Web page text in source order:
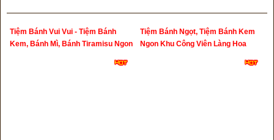
Tiệm Bánh Vui Vui - Tiệm Bánh
Kem, Bánh Mì, Bánh Tiramisu Ngon
Tiệm Bánh Ngọt, Tiệm Bánh Kem
Ngon Khu Công Viên Làng Hoa